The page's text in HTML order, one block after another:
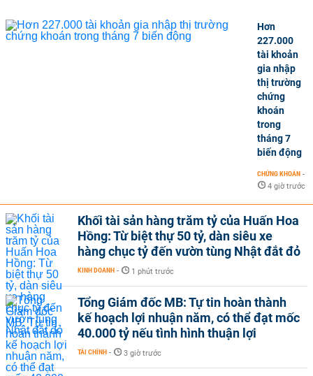
Hơn
227.000
tài khoản
gia nhập
thị trường
chứng
khoán
trong
tháng 7
biến động
CHỨNG KHOÁN -
4 giờ trước
Khối tài sản hàng trăm tỷ của Huấn Hoa
Hồng: Từ biệt thự 50 tỷ, dàn siêu xe
hàng chục tỷ đến vườn tùng Nhật đắt đỏ
KINH DOANH - 1 phút trước
Tổng Giám đốc MB: Tự tin hoàn thành
kế hoạch lợi nhuận năm, có thể đạt mốc
40.000 tỷ nếu tình hình thuận lợi
TÀI CHÍNH - 3 giờ trước